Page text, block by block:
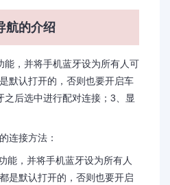
航的介绍
，并将手机蓝牙设为所有人可
默认打开的，否则也要开启车
后选中进行配对连接；3、显
接方法：
，并将手机蓝牙设为所有人
是默认打开的，否则也要开启